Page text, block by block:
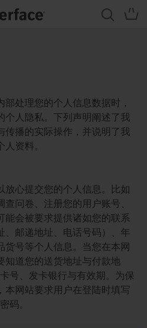
处理您的个人信息数据时，
个人隐私。下列声明阐述了我
传播的实际操作，并说明了我
资料。
放心提交您的个人信息。比如
问卷、注册您的用户账号、
能会被要求提供诸如您的联系
、邮递地址、电话号码）、年
货号等个人信息。当您在本网
知道您的送货地址与付款地
号、发卡银行与有效期。为保
本网站要求用户在登陆时填写
码。